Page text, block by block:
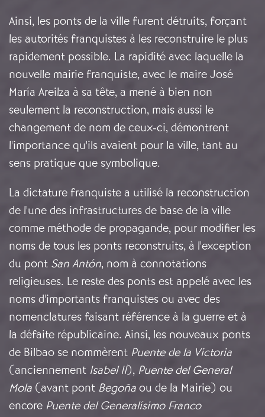
Ainsi, les ponts de la ville furent détruits, forçant
les autorités franquistes à les reconstruire le plus
rapidement possible. La rapidité avec laquelle la
nouvelle mairie franquiste, avec le maire José
María Areilza à sa tête, a mené à bien non
seulement la reconstruction, mais aussi le
changement de nom de ceux-ci, démontrent
l'importance qu'ils avaient pour la ville, tant au
sens pratique que symbolique.
La dictature franquiste a utilisé la reconstruction
de l'une des infrastructures de base de la ville
comme méthode de propagande, pour modifier les
noms de tous les ponts reconstruits, à l'exception
du pont San Antón, nom à connotations
religieuses. Le reste des ponts est appelé avec les
noms d'importants franquistes ou avec des
nomenclatures faisant référence à la guerre et à
la défaite républicaine. Ainsi, les nouveaux ponts
de Bilbao se nommèrent Puente de la Victoria
(anciennement Isabel II), Puente del General
Mola (avant pont Begoña ou de la Mairie) ou
encore Puente del Generalísimo Franco